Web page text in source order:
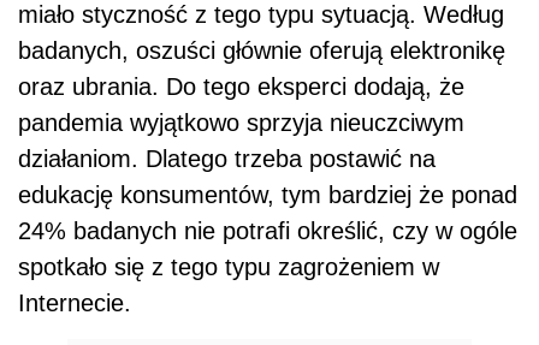
miało styczność z tego typu sytuacją. Według
badanych, oszuści głównie oferują elektronikę
oraz ubrania. Do tego eksperci dodają, że
pandemia wyjątkowo sprzyja nieuczciwym
działaniom. Dlatego trzeba postawić na
edukację konsumentów, tym bardziej że ponad
24% badanych nie potrafi określić, czy w ogóle
spotkało się z tego typu zagrożeniem w
Internecie.